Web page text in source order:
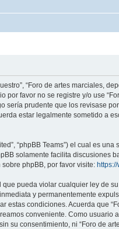
“Foro de artes marciales,
por favor no se registre y/o use
sería prudente que los revisase
estar legalmente sometido a
“phpBB Teams”) el cual es
solamente facilita discusiones
phpBB, por favor visite:
pueda violar cualquier ley de
y permanentemente
condiciones. Acuerda que
conveniente. Como usuario
su consentimiento, ni “Foro de